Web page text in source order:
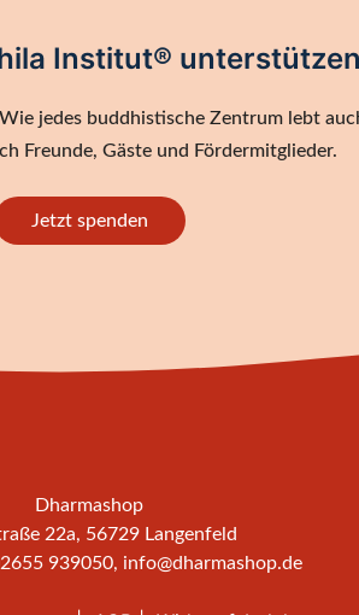
Institut®
jedes buddhistische Zentrum lebt
Freunde, Gäste und Fördermitglieder.
Jetzt spenden
Dharmashop
22a, 56729 Langenfeld
939050, info@dharmashop.de